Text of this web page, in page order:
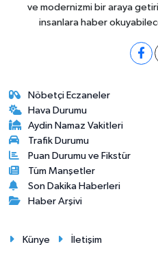
ve modernizmi bir araya
insanlara haber
Nöbetçi Eczaneler
Hava Durumu
Aydin Namaz Vakitleri
Trafik Durumu
Puan Durumu ve Fikstür
Tüm Manşetler
Son Dakika Haberleri
Haber Arşivi
Künye İletişim